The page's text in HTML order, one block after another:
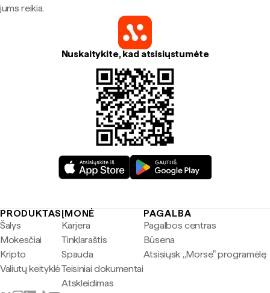
jums reikia.
Nuskaitykite, kad atsisiųstumėte
PRODUKTAS
Šalys
Mokesčiai
Kripto
Valiutų keityklė
ĮMONĖ
Karjera
Tinklaraštis
Spauda
Teisiniai dokumentai
Atskleidimas
PAGALBA
Pagalbos centras
Būsena
Atsisiųsk „Morse" programėlę